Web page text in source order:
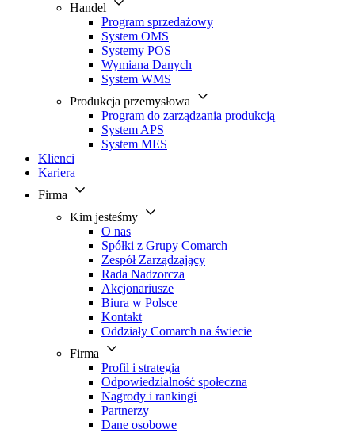
Handel
Program sprzedażowy
System OMS
Systemy POS
Wymiana Danych
System WMS
Produkcja przemysłowa
Program do zarządzania produkcją
System APS
System MES
Klienci
Kariera
Firma
Kim jesteśmy
O nas
Spółki z Grupy Comarch
Zespół Zarządzający
Rada Nadzorcza
Akcjonariusze
Biura w Polsce
Kontakt
Oddziały Comarch na świecie
Firma
Profil i strategia
Odpowiedzialność społeczna
Nagrody i rankingi
Partnerzy
Dane osobowe